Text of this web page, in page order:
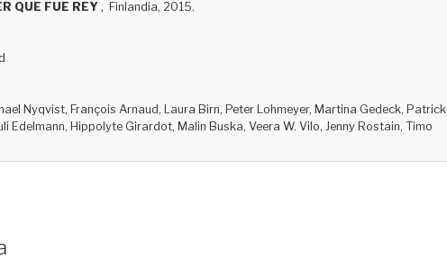
a
QUE FUE REY , Finlandia, 2015.
Nyqvist, François Arnaud, Laura Birn, Peter Lohmeyer, Martina Gedeck, Patrick
Edelmann, Hippolyte Girardot, Malin Buska, Veera W. Vilo, Jenny Rostain, Timo